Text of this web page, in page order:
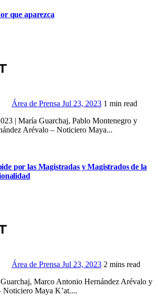
que aparezca
Área de Prensa Jul 23, 2023 1 min read
Arévalo – Noticiero Maya...
por las Magistradas y Magistrados de la
Área de Prensa Jul 23, 2023 2 mins read
Noticiero Maya K’at....